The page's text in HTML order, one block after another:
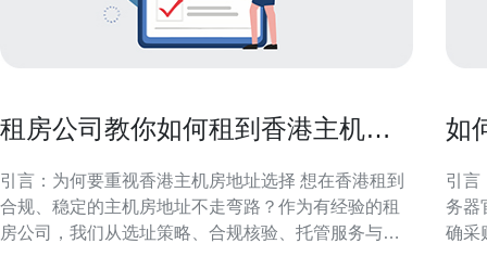
租房公司教你如何租到香港主机房
引言：为何要重视香港主机房地址选择 想在香港租到
合规、稳定的主机房地址不走弯路？作为有经验的租
房公司，我们从选址策略、合规核验、托管服务与实
如
引言：明
务器
确采